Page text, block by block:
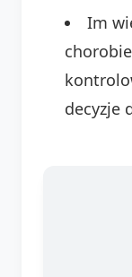
Im
decyzje